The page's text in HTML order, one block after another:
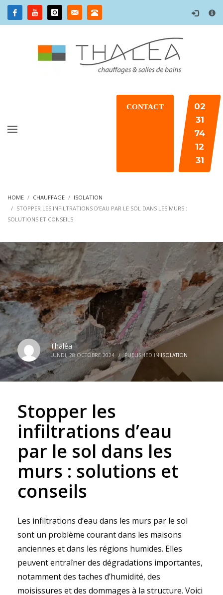
×
CONTACT
02
31
74
12
31
HOME CHAUFFAGE
ISOLATION
STOPPER LES INFILTRATIONS D’EAU PAR LE SOL DANS LES MURS :
SOLUTIONS ET CONSEILS
Thaléa
LUNDI, 28 OCTOBRE 2024 / PUBLISHED INISOLATION
Stopper les
infiltrations d’eau
par le sol dans les
murs : solutions et
conseils
Les infiltrations d’eau dans les murs par le sol
sont un problème courant dans les maisons
anciennes et dans les régions humides. Elles
peuvent entraîner des dégradations importantes,
notamment des taches d’humidité, des
moisissures et des dommages à la structure. Voici